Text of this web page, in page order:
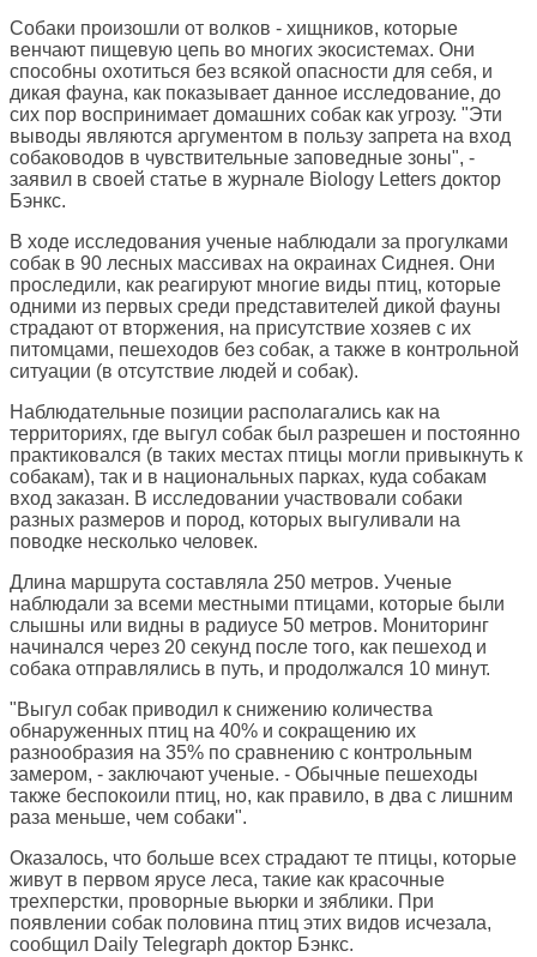
Собаки произошли от волков - хищников, которые
венчают пищевую цепь во многих экосистемах. Они
способны охотиться без всякой опасности для себя, и
дикая фауна, как показывает данное исследование, до
сих пор воспринимает домашних собак как угрозу. "Эти
выводы являются аргументом в пользу запрета на вход
собаководов в чувствительные заповедные зоны", -
заявил в своей статье в журнале Biology Letters доктор
Бэнкс.
В ходе исследования ученые наблюдали за прогулками
собак в 90 лесных массивах на окраинах Сиднея. Они
проследили, как реагируют многие виды птиц, которые
одними из первых среди представителей дикой фауны
страдают от вторжения, на присутствие хозяев с их
питомцами, пешеходов без собак, а также в контрольной
ситуации (в отсутствие людей и собак).
Наблюдательные позиции располагались как на
территориях, где выгул собак был разрешен и постоянно
практиковался (в таких местах птицы могли привыкнуть к
собакам), так и в национальных парках, куда собакам
вход заказан. В исследовании участвовали собаки
разных размеров и пород, которых выгуливали на
поводке несколько человек.
Длина маршрута составляла 250 метров. Ученые
наблюдали за всеми местными птицами, которые были
слышны или видны в радиусе 50 метров. Мониторинг
начинался через 20 секунд после того, как пешеход и
собака отправлялись в путь, и продолжался 10 минут.
"Выгул собак приводил к снижению количества
обнаруженных птиц на 40% и сокращению их
разнообразия на 35% по сравнению с контрольным
замером, - заключают ученые. - Обычные пешеходы
также беспокоили птиц, но, как правило, в два с лишним
раза меньше, чем собаки".
Оказалось, что больше всех страдают те птицы, которые
живут в первом ярусе леса, такие как красочные
трехперстки, проворные вьюрки и зяблики. При
появлении собак половина птиц этих видов исчезала,
сообщил Daily Telegraph доктор Бэнкс.